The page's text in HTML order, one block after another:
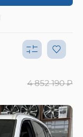
4 852 190 ₽